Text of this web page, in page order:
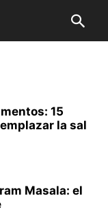
15
la sal
Masala: el